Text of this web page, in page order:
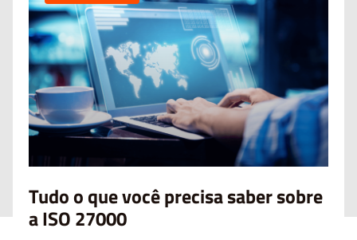
Tudo o que você precisa saber sobre
a ISO 27000